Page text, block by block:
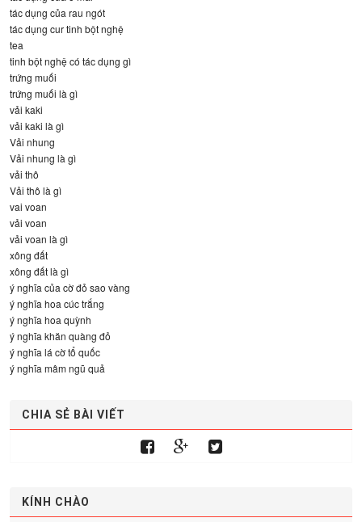
tác dụng của rau ngót
tác dụng cur tinh bột nghệ
tea
tinh bột nghệ có tác dụng gì
trứng muối
trứng muối là gì
vải kaki
vải kaki là gì
Vải nhung
Vải nhung là gì
vải thô
Vải thô là gì
vai voan
vải voan
vải voan là gì
xông đất
xông đất là gì
ý nghĩa của cờ đỏ sao vàng
ý nghĩa hoa cúc trắng
ý nghĩa hoa quỳnh
ý nghĩa khăn quàng đỏ
ý nghĩa lá cờ tổ quốc
ý nghĩa mâm ngũ quả
CHIA SẺ BÀI VIẾT
KÍNH CHÀO